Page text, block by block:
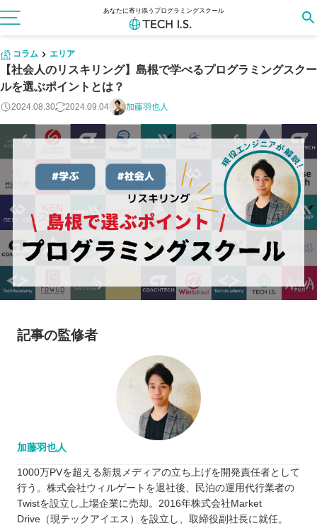
あなたに寄り添うプログラミングスクール
コラム エリア
【社会人のリスキリング】島根で学べるプログラミングスクー
ルを選ぶポイントとは？
2024.08.30 2024.09.04 加藤羽也人
記事の監修者
加藤羽也人
1000万PVを超える新規メディアの立ち上げを開発責任者として
行う。株式会社ウィルゲートを退社後、民泊の運用代行業者の
Twistを設立し上場企業に売却。2016年株式会社Market
Drive（現テックアイエス）を設立し、取締役副社長に就任。